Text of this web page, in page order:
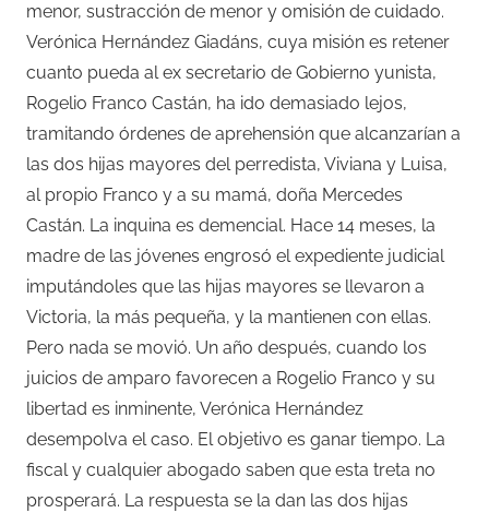
menor, sustracción de menor y omisión de cuidado.
Verónica Hernández Giadáns, cuya misión es retener
cuanto pueda al ex secretario de Gobierno yunista,
Rogelio Franco Castán, ha ido demasiado lejos,
tramitando órdenes de aprehensión que alcanzarían a
las dos hijas mayores del perredista, Viviana y Luisa,
al propio Franco y a su mamá, doña Mercedes
Castán. La inquina es demencial. Hace 14 meses, la
madre de las jóvenes engrosó el expediente judicial
imputándoles que las hijas mayores se llevaron a
Victoria, la más pequeña, y la mantienen con ellas.
Pero nada se movió. Un año después, cuando los
juicios de amparo favorecen a Rogelio Franco y su
libertad es inminente, Verónica Hernández
desempolva el caso. El objetivo es ganar tiempo. La
fiscal y cualquier abogado saben que esta treta no
prosperará. La respuesta se la dan las dos hijas